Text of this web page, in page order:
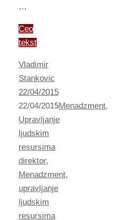
…
Ceo
tekst
Vladimir
Stankovic
22/04/2015
22/04/2015Menadzment,
Upravljanje
ljudskim
resursima
direktor,
Menadzment,
upravljanje
ljudskim
resursima